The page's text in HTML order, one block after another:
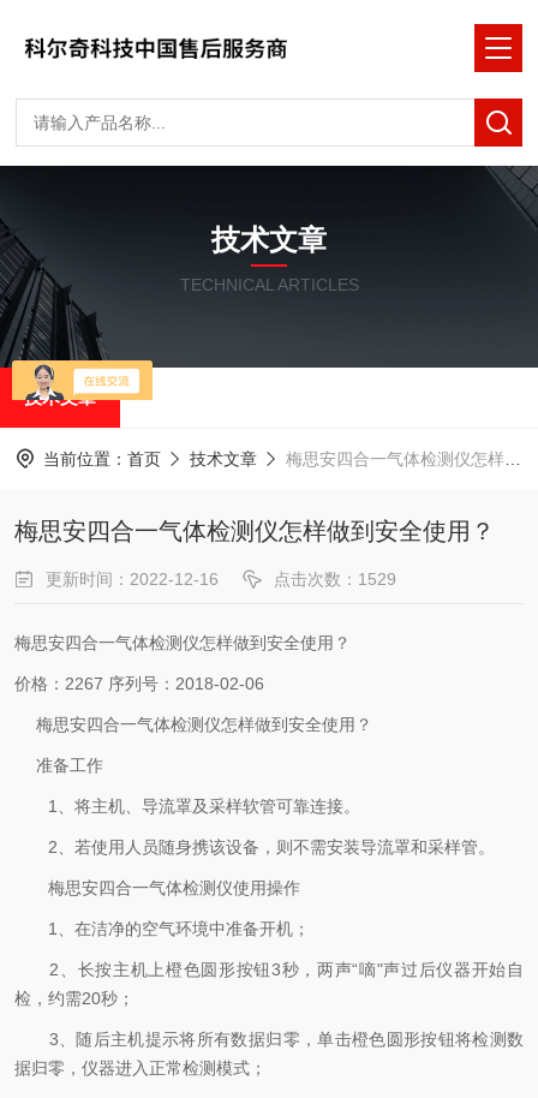
技术文章
TECHNICAL ARTICLES
技术文章
当前位置： 首页 技术文章 梅思安四合一气体检测仪怎样做到安全使用？
梅思安四合一气体检测仪怎样做到安全使用？
更新时间：2022-12-16 点击次数：1529
梅思安四合一气体检测仪怎样做到安全使用？
价格：2267 序列号：2018-02-06
梅思安四合一气体检测仪怎样做到安全使用？
准备工作
1、将主机、导流罩及采样软管可靠连接。
2、若使用人员随身携该设备，则不需安装导流罩和采样管。
梅思安四合一气体检测仪使用操作
1、在洁净的空气环境中准备开机；
2、长按主机上橙色圆形按钮3秒，两声“嘀"声过后仪器开始自
检，约需20秒；
3、随后主机提示将所有数据归零，单击橙色圆形按钮将检测数
据归零，仪器进入正常检测模式；